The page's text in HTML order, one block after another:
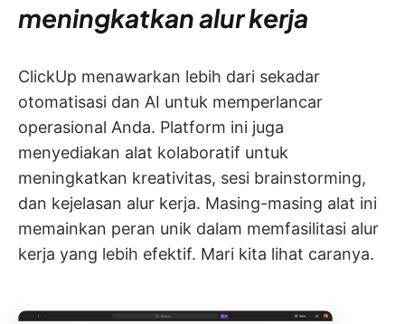
meningkatkan alur kerja
ClickUp menawarkan lebih dari sekadar
otomatisasi dan AI untuk memperlancar
operasional Anda. Platform ini juga
menyediakan alat kolaboratif untuk
meningkatkan kreativitas, sesi brainstorming,
dan kejelasan alur kerja. Masing-masing alat ini
memainkan peran unik dalam memfasilitasi alur
kerja yang lebih efektif. Mari kita lihat caranya.